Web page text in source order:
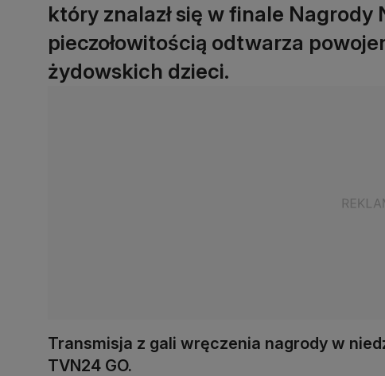
który znalazł się w finale Nagrody
pieczołowitością odtwarza
żydowskich dzieci.
Transmisja z gali wręczenia nagrody w
TVN24 GO.